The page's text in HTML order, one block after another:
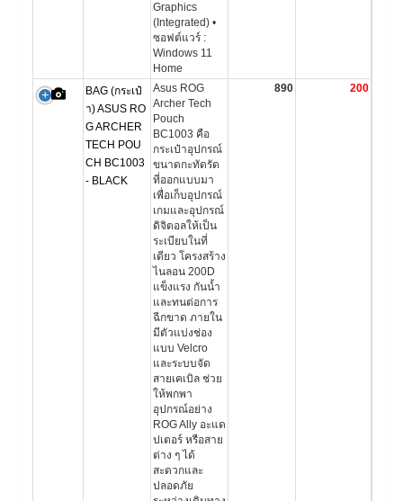
Graphics
(Integrated) •
ซอฟต์แวร์ :
Windows 11
Home
BAG (กระเป๋
า) ASUS RO
G ARCHER
TECH POU
CH BC1003
- BLACK
Asus ROG
Archer Tech
Pouch
BC1003 คือ
กระเป๋าอุปกรณ์
ขนาดกะทัดรัด
ที่ออกแบบมา
เพื่อเก็บอุปกรณ์
เกมและอุปกรณ์
ดิจิตอลให้เป็น
ระเบียบในที่
เดียว โครงสร้าง
ไนลอน 200D
แข็งแรง กันน้ำ
และทนต่อการ
ฉีกขาด ภายใน
มีตัวแบ่งช่อง
แบบ Velcro
และระบบจัด
สายเคเบิล ช่วย
ให้พกพา
อุปกรณ์อย่าง
ROG Ally อะแด
ปเตอร์ หรือสาย
ต่าง ๆ ได้
สะดวกและ
ปลอดภัย
890 200